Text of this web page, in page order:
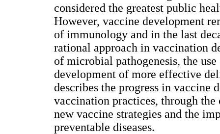
considered the greatest public
However, vaccine development
of immunology and in the last
rational approach in vaccination
of microbial pathogenesis, the
development of more effective
describes the progress in vaccine
vaccination practices, through
new vaccine strategies and the
preventable diseases.